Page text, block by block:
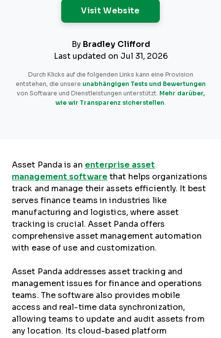
Visit Website
By Bradley Clifford
Last updated on Jul 31, 2026
Durch Klicks auf die folgenden Links kann eine Provision
entstehen, die unsere unabhängigen Tests und Bewertungen
von Software und Dienstleistungen unterstützt. Mehr darüber,
wie wir Transparenz sicherstellen.
Asset Panda is an enterprise asset
management software that helps organizations
track and manage their assets efficiently. It best
serves finance teams in industries like
manufacturing and logistics, where asset
tracking is crucial. Asset Panda offers
comprehensive asset management automation
with ease of use and customization.
Asset Panda addresses asset tracking and
management issues for finance and operations
teams. The software also provides mobile
access and real-time data synchronization,
allowing teams to update and audit assets from
any location. Its cloud-based platform